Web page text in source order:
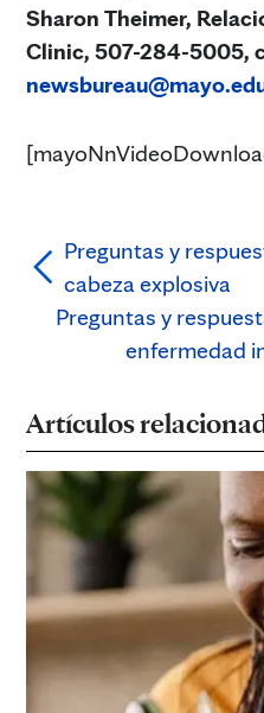
Sharon Theimer,
Clinic, 507-284-5005,
Preguntas y
cabeza explosiva
Preguntas y
enfermedad
Artículos